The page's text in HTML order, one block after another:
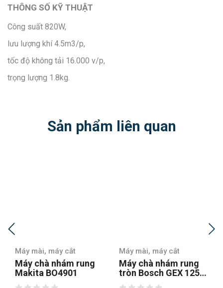
THÔNG SỐ KỸ THUẬT
Công suất 820W,
lưu lượng khí 4.5m3/p,
tốc độ không tải 16.000 v/p,
trọng lượng 1.8kg.
Sản phẩm liên quan
Máy mài, máy cắt
Máy chà nhám rung
Makita BO4901
Máy mài, máy cắt
Máy chà nhám rung
tròn Bosch GEX 125-1
AE